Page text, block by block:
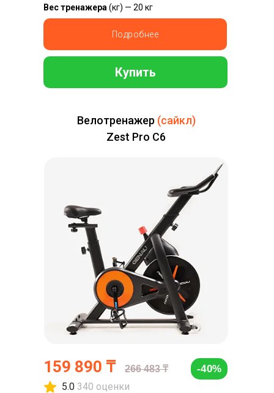
Подробнее
Вес тренажера (кг) — 20 кг
Купить
159 890 ₸
Велотренажер (сайкл)
Zest Pro C6
5.0 340 оценки
266 483 ₸ -40%